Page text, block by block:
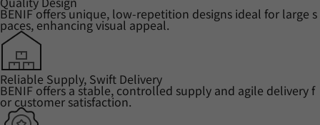
BENIF offers unique, low-repetition designs ideal for large s
paces, enhancing visual appeal.
Reliable Supply, Swift Delivery
BENIF offers a stable, controlled supply and agile delivery f
or customer satisfaction.